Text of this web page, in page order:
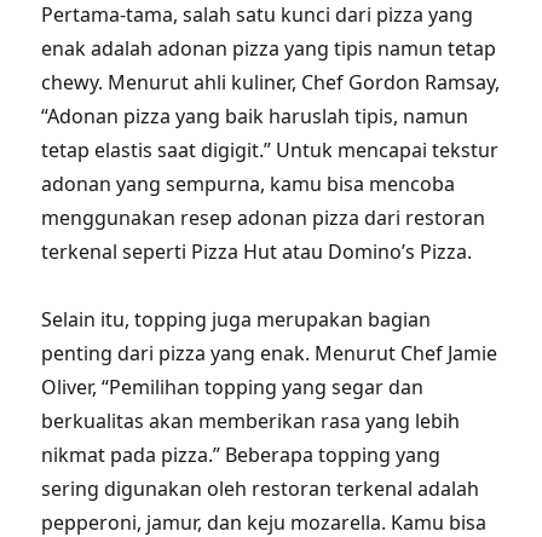
Pertama-tama, salah satu kunci dari pizza yang
enak adalah adonan pizza yang tipis namun tetap
chewy. Menurut ahli kuliner, Chef Gordon Ramsay,
“Adonan pizza yang baik haruslah tipis, namun
tetap elastis saat digigit.” Untuk mencapai tekstur
adonan yang sempurna, kamu bisa mencoba
menggunakan resep adonan pizza dari restoran
terkenal seperti Pizza Hut atau Domino’s Pizza.
Selain itu, topping juga merupakan bagian
penting dari pizza yang enak. Menurut Chef Jamie
Oliver, “Pemilihan topping yang segar dan
berkualitas akan memberikan rasa yang lebih
nikmat pada pizza.” Beberapa topping yang
sering digunakan oleh restoran terkenal adalah
pepperoni, jamur, dan keju mozarella. Kamu bisa